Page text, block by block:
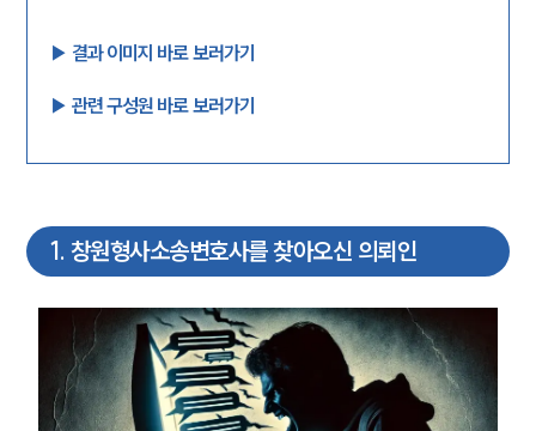
▶︎ 결과 이미지 바로 보러가기
▶︎ 관련 구성원 바로 보러가기
1. 창원형사소송변호사를 찾아오신 의뢰인